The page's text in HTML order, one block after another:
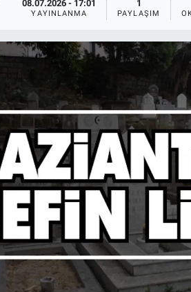
08.07.2026 - 17:01
YAYINLANMA
1
PAYLAŞIM